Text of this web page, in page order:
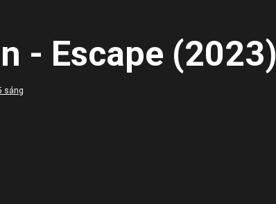
- Escape (2023)
sáng